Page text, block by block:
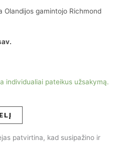
Olandijos gamintojo Richmond
individualiai pateikus užsakymą.
patvirtina, kad susipažino ir